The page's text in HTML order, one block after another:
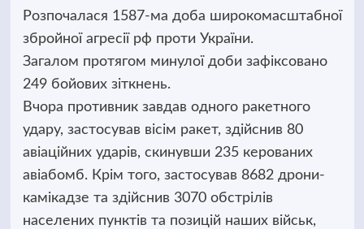
Розпочалася 1587-ма доба широкомасштабної
збройної агресії рф проти України.
Загалом протягом минулої доби зафіксовано
249 бойових зіткнень.
Вчора противник завдав одного ракетного
удару, застосував вісім ракет, здійснив 80
авіаційних ударів, скинувши 235 керованих
авіабомб. Крім того, застосував 8682 дрони-
камікадзе та здійснив 3070 обстрілів
населених пунктів та позицій наших військ,